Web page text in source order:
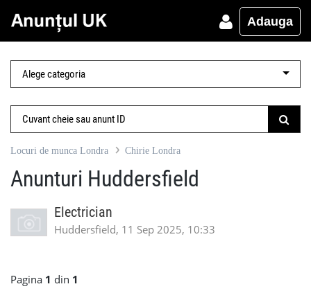
Adauga
Locuri de munca Londra Chirie Londra
Anunturi Huddersfield
Electrician
Huddersfield, 11 Sep 2025, 10:33
Pagina 1 din 1